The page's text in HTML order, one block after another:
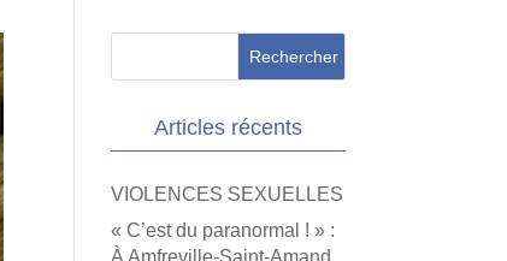
Articles récents
VIOLENCES SEXUELLES
« C’est du paranormal ! » :
À Amfreville-Saint-Amand,